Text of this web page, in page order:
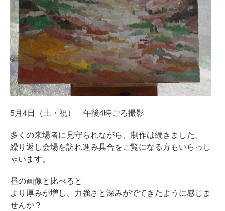
5月4日（土・祝） 午後4時ごろ撮影
多くの来場者に見守られながら、制作は続きました。
繰り返し会場を訪れ進み具合をご覧になる方もいらっし
ゃいます。
昼の画像と比べると
より厚みが増し、力強さと深みがでてきたように感じま
せんか？